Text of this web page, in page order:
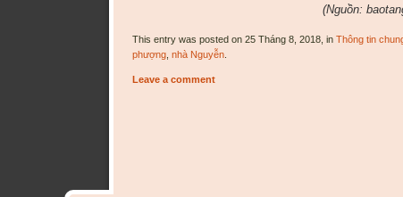
(Nguồn:
This entry was posted on 25 Tháng 8, 2018, in Thông tin
phượng, nhà Nguyễn.
Leave a comment